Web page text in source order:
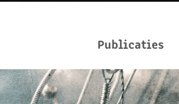
Publicaties